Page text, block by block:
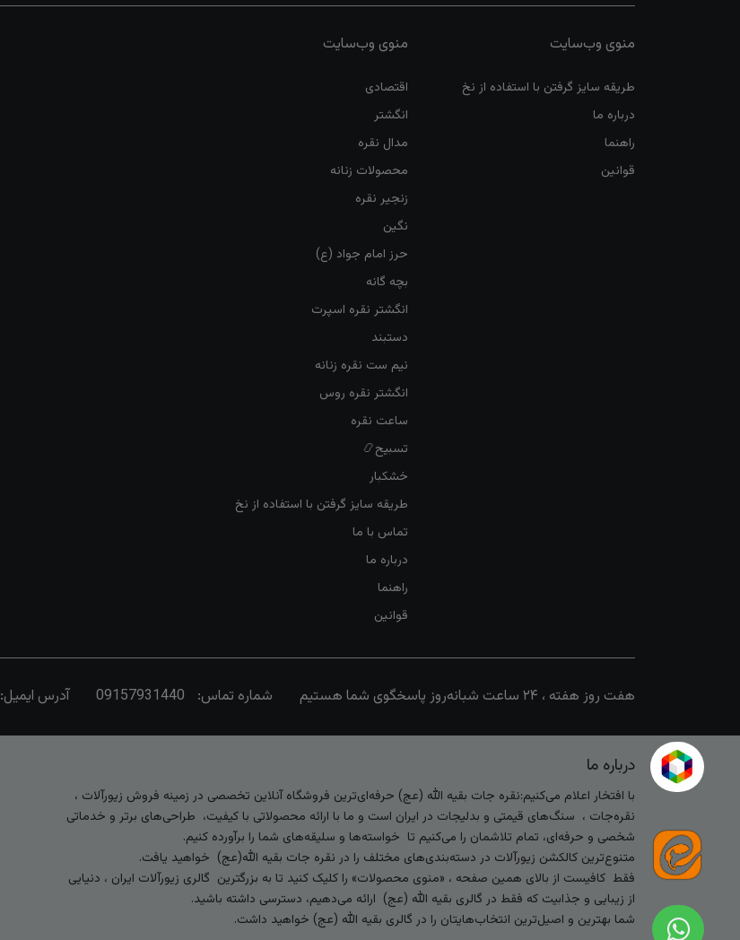
منوی وب‌سایت
طریقه سایز گرفتن با استفاده از نخ
درباره ما
راهنما
قوانین
منوی وب‌سایت
اقتصادی
انگشتر
مدال نقره
محصولات زنانه
زنجیر نقره
نگین
حرز امام جواد (ع)
بچه گانه
انگشتر نقره اسپرت
دستبند
نیم ست نقره زنانه
انگشتر نقره روس
ساعت نقره
تسبیح📿
خشکبار
طریقه سایز گرفتن با استفاده از نخ
تماس با ما
درباره ما
راهنما
قوانین
هفت روز هفته ، ۲۴ ساعت شبانه‌روز پاسخگوی شما هستیم شماره تماس: 09157931440 آدرس ایمیل:
درباره ما
با افتخار اعلام می‌کنیم:نقره جات بقیه الله (عج) حرفه‌ای‌ترین فروشگاه آنلاین تخصصی در زمینه فروش زیورآلات ،
نقره‌جات ، سنگ‌های قیمتی و بدلیجات در ایران است و ما با ارائه محصولاتی با کیفیت، طراحی‌های برتر و خدماتی
شخصی و حرفه‌ای، تمام تلاشمان را می‌کنیم تا خواسته‌ها و سلیقه‌های شما را برآورده کنیم.
متنوع‌ترین کالکشن زیورآلات در دسته‌بندی‌های مختلف را در نقره جات بقیه الله(عج) خواهید یافت.
فقط کافیست از بالای همین صفحه ، «منوی محصولات» را کلیک کنید تا به بزرگترین گالری زیورآلات ایران ، دنیایی
از زیبایی و جذابیت که فقط در گالری بقیه الله (عج) ارائه می‌دهیم، دسترسی داشته باشید.
شما بهترین و اصیل‌ترین انتخاب‌هایتان را در گالری بقیه الله (عج) خواهید داشت.